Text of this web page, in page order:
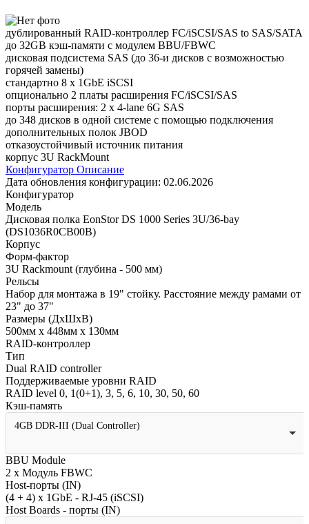
дублированный RAID-контроллер FC/iSCSI/SAS to SAS/SATA
до 32GB кэш-памяти с модулем BBU/FBWC
дисковая подсистема SAS (до 36-и дисков с возможностью
горячей замены)
стандартно 8 x 1GbE iSCSI
опционально 2 платы расширения FC/iSCSI/SAS
порты расширения: 2 x 4-lane 6G SAS
до 348 дисков в одной системе с помощью подключения
дополнительных полок JBOD
отказоустойчивый источник питания
корпус 3U RackMount
Конфигуратор Описание
Дата обновления конфигурации: 02.06.2026
Конфигуратор
Модель
Дисковая полка EonStor DS 1000 Series 3U/36-bay
(DS1036R0CB00B)
Корпус
Форм-фактор
3U Rackmount (глубина - 500 мм)
Рельсы
Набор для монтажа в 19" стойку. Расстояние между рамами от
23" до 37"
Размеры (ДхШхВ)
500мм х 448мм х 130мм
RAID-контроллер
Тип
Dual RAID controller
Поддерживаемые уровни RAID
RAID level 0, 1(0+1), 3, 5, 6, 10, 30, 50, 60
Кэш-память
4GB DDR-III (Dual Controller)
BBU Module
2 x Модуль FBWC
Host-порты (IN)
(4 + 4) x 1GbE - RJ-45 (iSCSI)
Host Boards - порты (IN)